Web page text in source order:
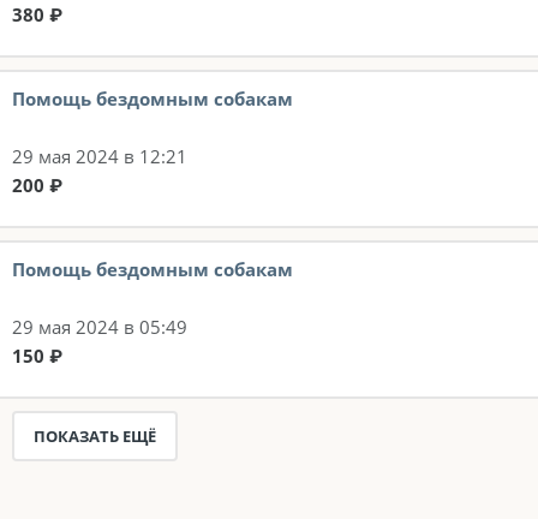
380 ₽
Помощь бездомным собакам
29 мая 2024 в 12:21
200 ₽
Помощь бездомным собакам
29 мая 2024 в 05:49
150 ₽
ПОКАЗАТЬ ЕЩЁ